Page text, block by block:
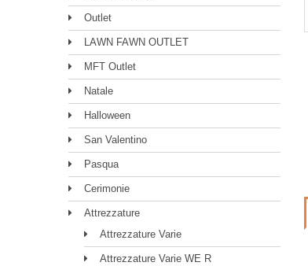
Outlet
LAWN FAWN OUTLET
MFT Outlet
Natale
Halloween
San Valentino
Pasqua
Cerimonie
Attrezzature
Attrezzature Varie
Attrezzature Varie WE R